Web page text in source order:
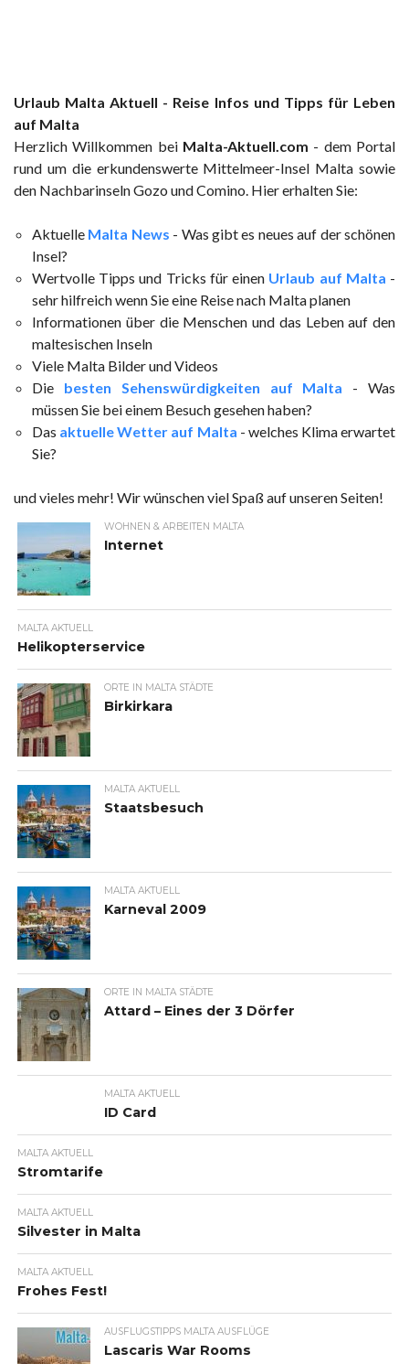
Urlaub Malta Aktuell - Reise Infos und Tipps für Leben
auf Malta
Herzlich Willkommen bei Malta-Aktuell.com - dem Portal
rund um die erkundenswerte Mittelmeer-Insel Malta sowie
den Nachbarinseln Gozo und Comino. Hier erhalten Sie:
Aktuelle Malta News - Was gibt es neues auf der schönen
Insel?
Wertvolle Tipps und Tricks für einen Urlaub auf Malta -
sehr hilfreich wenn Sie eine Reise nach Malta planen
Informationen über die Menschen und das Leben auf den
maltesischen Inseln
Viele Malta Bilder und Videos
Die besten Sehenswürdigkeiten auf Malta - Was
müssen Sie bei einem Besuch gesehen haben?
Das aktuelle Wetter auf Malta - welches Klima erwartet
Sie?
und vieles mehr! Wir wünschen viel Spaß auf unseren Seiten!
WOHNEN & ARBEITEN MALTA
Internet
MALTA AKTUELL
Helikopterservice
ORTE IN MALTA STÄDTE
Birkirkara
MALTA AKTUELL
Staatsbesuch
MALTA AKTUELL
Karneval 2009
ORTE IN MALTA STÄDTE
Attard – Eines der 3 Dörfer
MALTA AKTUELL
ID Card
MALTA AKTUELL
Stromtarife
MALTA AKTUELL
Silvester in Malta
MALTA AKTUELL
Frohes Fest!
AUSFLUGSTIPPS MALTA AUSFLÜGE
Lascaris War Rooms